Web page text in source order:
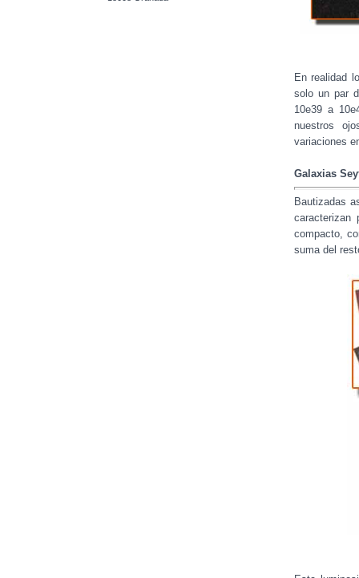
En realidad
solo un par
10e39 a
nuestros
variaciones
Galaxias
Bautizadas
compacto,
suma del